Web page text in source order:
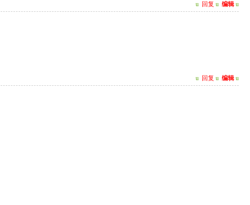
u 回复 u 编辑 u
u 回复 u 编辑 u